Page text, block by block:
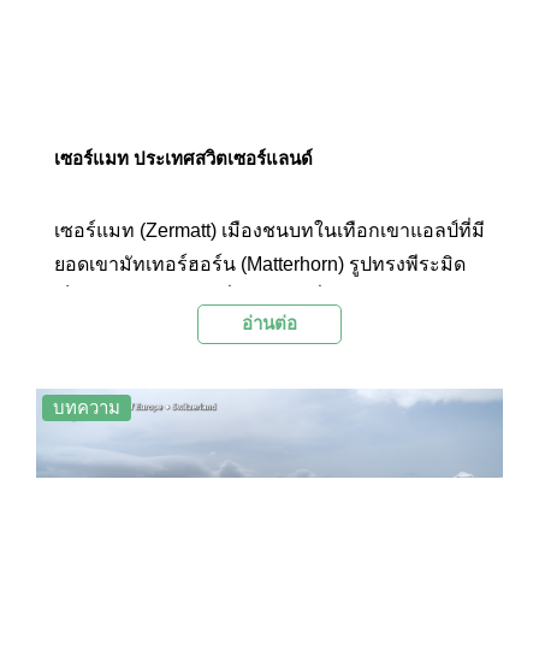
เซอร์แมท ประเทศสวิตเซอร์แลนด์
เซอร์แมท (Zermatt) เมืองชนบทในเทือกเขาแอลป์ที่มี
ยอดเขามัทเทอร์ฮอร์น (Matterhorn) รูปทรงพีระมิด
รีสอร์ตและการปีนเขา รวมถึงเป็นที่ตั้งของโรงแรม
อ่านต่อ
บทความ